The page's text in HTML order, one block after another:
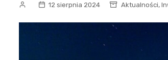
12 sierpnia 2024 Aktualności,